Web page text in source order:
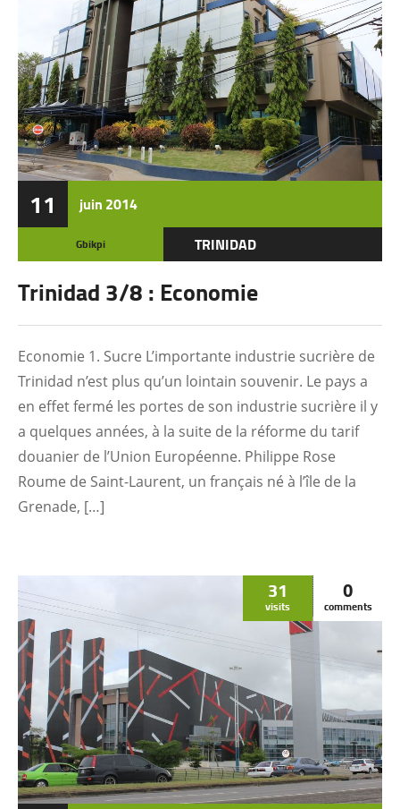
11 juin 2014
Gbikpi TRINIDAD
Trinidad 3/8 : Economie
Economie 1. Sucre L’importante industrie sucrière de
Trinidad n’est plus qu’un lointain souvenir. Le pays a
en effet fermé les portes de son industrie sucrière il y
a quelques années, à la suite de la réforme du tarif
douanier de l’Union Européenne. Philippe Rose
Roume de Saint-Laurent, un français né à l’île de la
Grenade, […]
31
visits
0
comments